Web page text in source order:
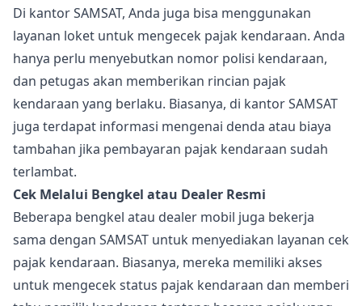
Di kantor SAMSAT, Anda juga bisa menggunakan
layanan loket untuk mengecek pajak kendaraan. Anda
hanya perlu menyebutkan nomor polisi kendaraan,
dan petugas akan memberikan rincian pajak
kendaraan yang berlaku. Biasanya, di kantor SAMSAT
juga terdapat informasi mengenai denda atau biaya
tambahan jika pembayaran pajak kendaraan sudah
terlambat.
Cek Melalui Bengkel atau Dealer Resmi
Beberapa bengkel atau dealer mobil juga bekerja
sama dengan SAMSAT untuk menyediakan layanan cek
pajak kendaraan. Biasanya, mereka memiliki akses
untuk mengecek status pajak kendaraan dan memberi